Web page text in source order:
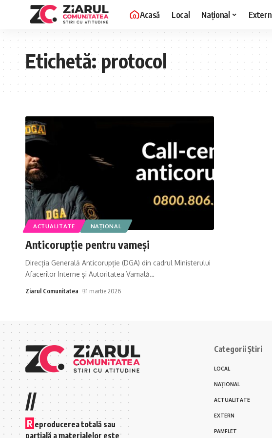
Acasă Local Național Extern
Etichetă:protocol
ACTUALITATE NAȚIONAL
Anticorupție pentru vameși
Direcția Generală Anticorupție (DGA) din cadrul Ministerului
Afacerilor Interne și Autoritatea Vamală…
Ziarul Comunitatea 31 martie 2026
//
R eproducerea totală sau
parțială a materialelor este
Categorii Știri
LOCAL
NAȚIONAL
ACTUALITATE
EXTERN
PAMFLET